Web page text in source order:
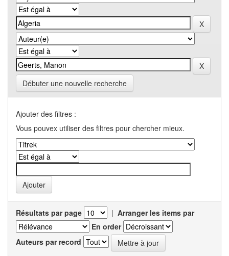
Débuter une nouvelle recherche
Ajouter des filtres :
Vous pouvex utiliser des filtres pour chercher mieux.
Résultats par page | Arranger les items par
En order
Auteurs par record